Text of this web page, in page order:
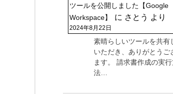
ツールを公開しました【Google
Workspace】
に さとう より
2024年8月22日
素晴らしいツールを共有
いただき、ありがとうご
ます。 請求書作成の実
法…